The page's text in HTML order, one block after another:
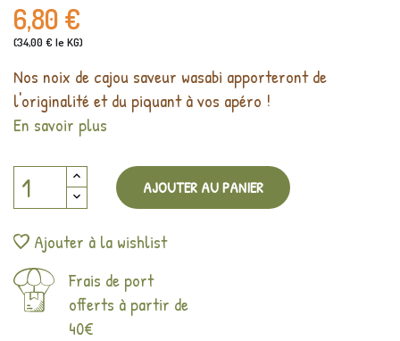
6,80 €
(34,00 € le KG)
Nos noix de cajou saveur wasabi apporteront de
l'originalité et du piquant à vos apéro !
En savoir plus
AJOUTER AU PANIER
Ajouter à la wishlist
Frais de port
offerts à partir de
40€